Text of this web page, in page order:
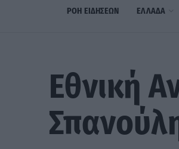
ΡΟΗ ΕΙΔΗΣΕΩΝ ΕΛΛΑΔΑ
Εθνική